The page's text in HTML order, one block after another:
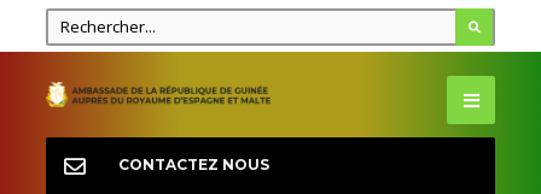
CONTACTEZ NOUS